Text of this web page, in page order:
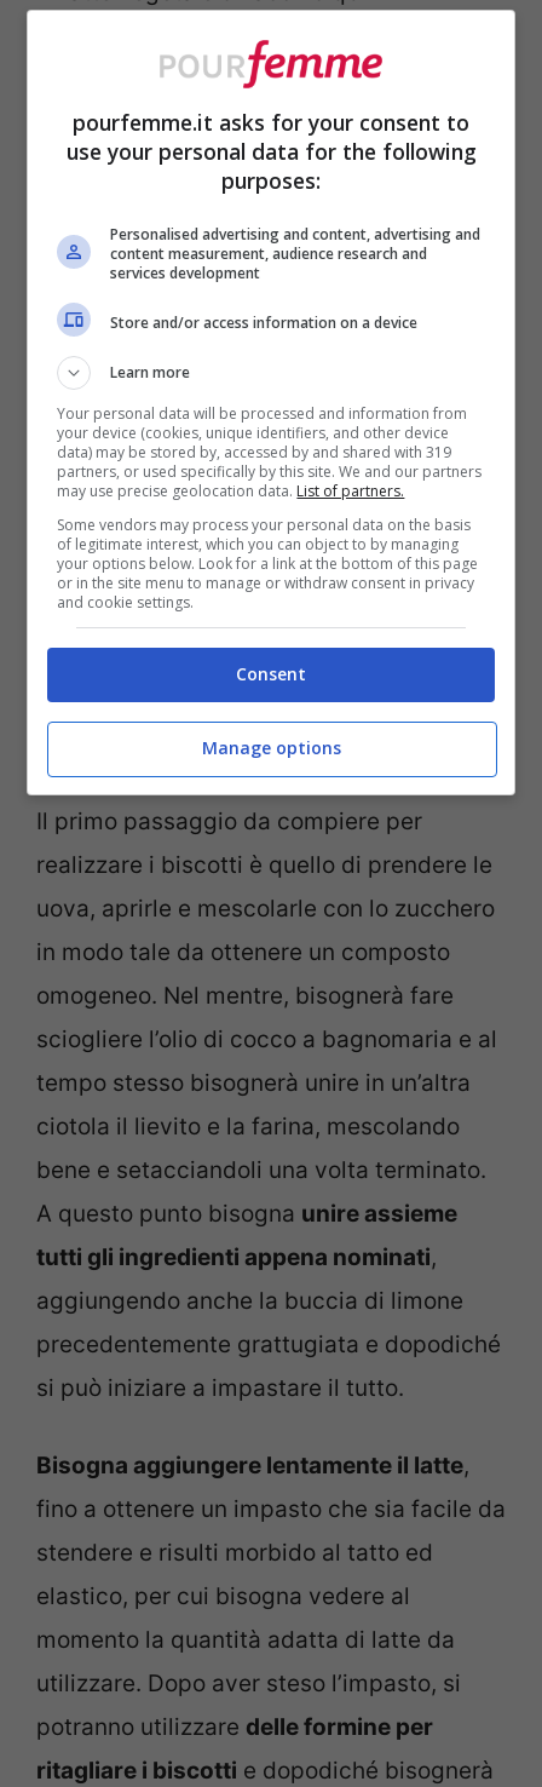
L’ingrediente principale di questa ricetta è
l’olio di cocco, sia poiché possiede molte
proprietà quali la sua capacità nel fare
ridurre la quantità di colesterolo cattivo, di
andare a stimolare il metabolismo e di
ridurre l’appetito, sia poiché è molto più
salutare rispetto al burro o ad altri grassi.
Il primo passaggio da compiere per
realizzare i biscotti è quello di prendere le
uova, aprirle e mescolarle con lo zucchero
in modo tale da ottenere un composto
omogeneo. Nel mentre, bisognerà fare
sciogliere l’olio di cocco a bagnomaria e al
tempo stesso bisognerà unire in un’altra
ciotola il lievito e la farina, mescolando
bene e setacciandoli una volta terminato.
A questo punto bisogna unire assieme
tutti gli ingredienti appena nominati,
aggiungendo anche la buccia di limone
precedentemente grattugiata e dopodiché
si può iniziare a impastare il tutto.
Bisogna aggiungere lentamente il latte,
fino a ottenere un impasto che sia facile da
stendere e risulti morbido al tatto ed
elastico, per cui bisogna vedere al
momento la quantità adatta di latte da
utilizzare. Dopo aver steso l’impasto, si
potranno utilizzare delle formine per
ritagliare i biscotti e dopodiché bisognerà
pourfemme.it asks for your consent to
use your personal data for the following
purposes:
Personalised advertising and content, advertising and
content measurement, audience research and
services development
Store and/or access information on a device
Learn more
Your personal data will be processed and information from
your device (cookies, unique identifiers, and other device
data) may be stored by, accessed by and shared with 319
partners, or used specifically by this site. We and our partners
may use precise geolocation data. List of partners.
Some vendors may process your personal data on the basis
of legitimate interest, which you can object to by managing
your options below. Look for a link at the bottom of this page
or in the site menu to manage or withdraw consent in privacy
and cookie settings.
Consent
Manage options